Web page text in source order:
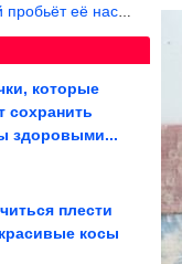
Но даже если и никогда н
которые
сохранить
здоровыми...
вопросы про
плести
косы